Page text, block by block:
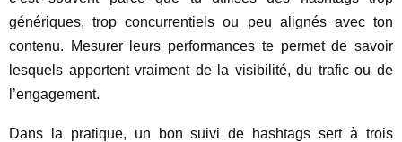
génériques, trop concurrentiels ou peu alignés avec ton
contenu. Mesurer leurs performances te permet de savoir
lesquels apportent vraiment de la visibilité, du trafic ou de
l’engagement.
Dans la pratique, un bon suivi de hashtags sert à trois